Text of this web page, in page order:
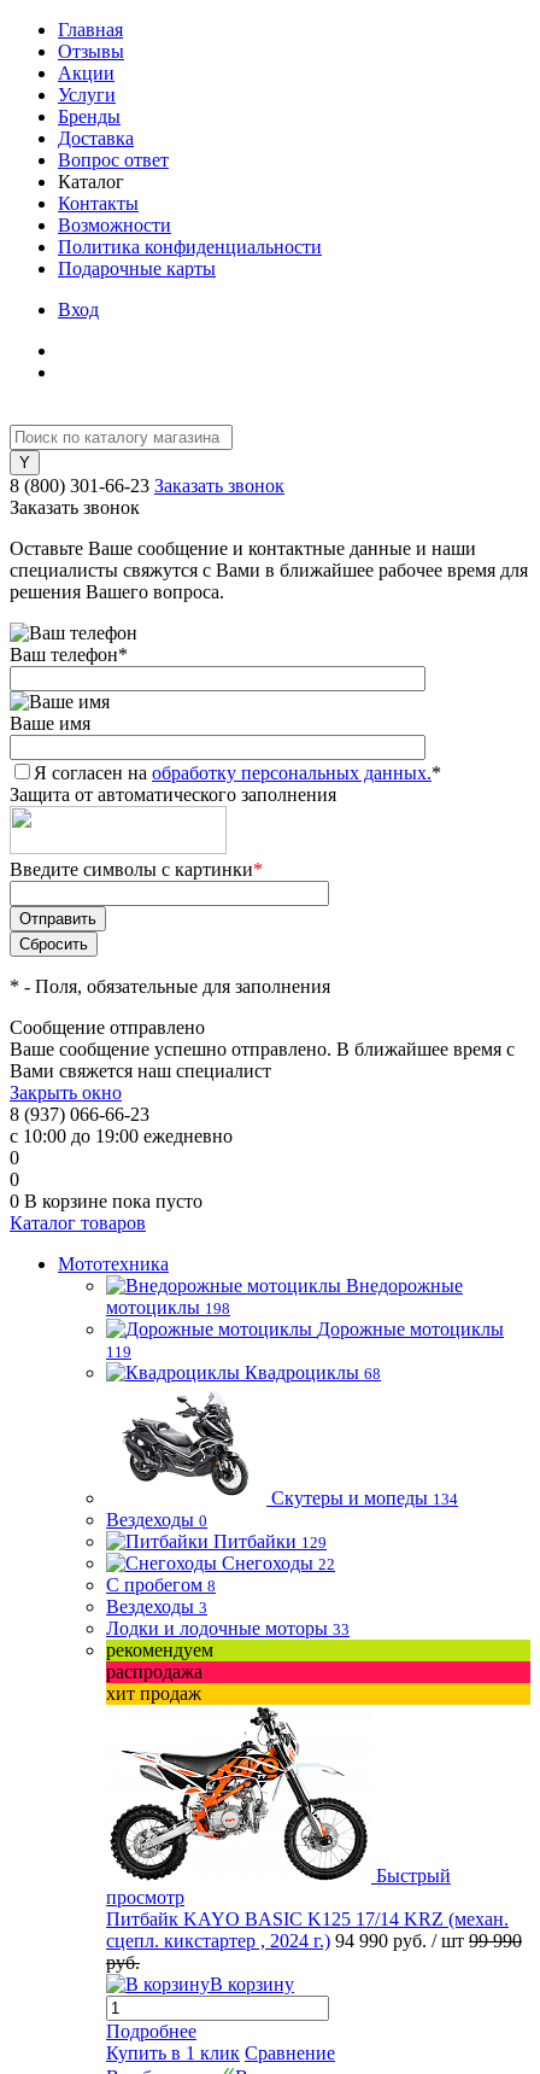
Главная
Отзывы
Акции
Услуги
Бренды
Доставка
Вопрос ответ
Каталог
Контакты
Возможности
Политика конфиденциальности
Подарочные карты
Вход
8 (800) 301-66-23 Заказать звонок
Заказать звонок
Оставьте Ваше сообщение и контактные данные и наши
специалисты свяжутся с Вами в ближайшее рабочее время для
решения Вашего вопроса.
Ваш телефон*
Ваше имя
Я согласен на обработку персональных данных.*
Защита от автоматического заполнения
Введите символы с картинки*
* - Поля, обязательные для заполнения
Сообщение отправлено
Ваше сообщение успешно отправлено. В ближайшее время с
Вами свяжется наш специалист
Закрыть окно
8 (937) 066-66-23
с 10:00 до 19:00 ежедневно
0
0
0 В корзине пока пусто
Каталог товаров
Мототехника
Внедорожные
мотоциклы 198
Дорожные мотоциклы
119
Квадроциклы 68
Скутеры и мопеды 134
Вездеходы 0
Питбайки 129
Снегоходы 22
С пробегом 8
Вездеходы 3
Лодки и лодочные моторы 33
рекомендуем
распродажа
хит продаж
Быстрый
просмотр
Питбайк KAYO BASIC K125 17/14 KRZ (механ.
сцепл. кикстартер , 2024 г.) 94 990 руб. / шт 99 990
руб.
В корзину
Подробнее
Купить в 1 клик Сравнение